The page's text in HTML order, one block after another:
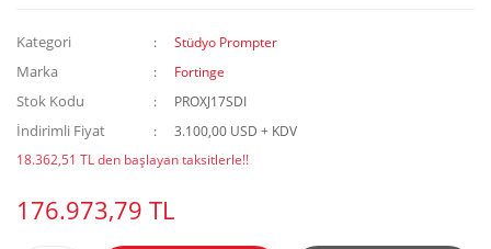
Kategori Stüdyo Prompter
Marka Fortinge
Stok Kodu PROXJ17SDI
İndirimli Fiyat
3.100,00 USD + KDV
18.362,51 TL den başlayan taksitlerle!!
176.973,79 TL